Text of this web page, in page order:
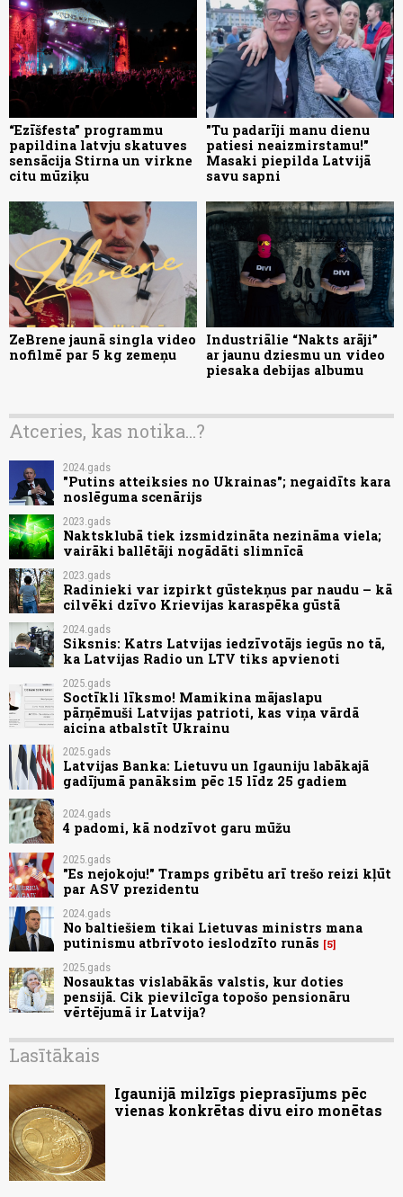
“Ezīšfesta” programmu
papildina latvju skatuves
sensācija Stirna un virkne
citu mūziķu
"Tu padarīji manu dienu
patiesi neaizmirstamu!"
Masaki piepilda Latvijā
savu sapni
ZeBrene jaunā singla video
nofilmē par 5 kg zemeņu
Industriālie “Nakts arāji”
ar jaunu dziesmu un video
piesaka debijas albumu
Atceries, kas notika...?
2024.gads
"Putins atteiksies no Ukrainas"; negaidīts kara
noslēguma scenārijs
2023.gads
Naktsklubā tiek izsmidzināta nezināma viela;
vairāki ballētāji nogādāti slimnīcā
2023.gads
Radinieki var izpirkt gūstekņus par naudu – kā
cilvēki dzīvo Krievijas karaspēka gūstā
2024.gads
Siksnis: Katrs Latvijas iedzīvotājs iegūs no tā,
ka Latvijas Radio un LTV tiks apvienoti
2025.gads
Soctīkli līksmo! Mamikina mājaslapu
pārņēmuši Latvijas patrioti, kas viņa vārdā
aicina atbalstīt Ukrainu
2025.gads
Latvijas Banka: Lietuvu un Igauniju labākajā
gadījumā panāksim pēc 15 līdz 25 gadiem
2024.gads
4 padomi, kā nodzīvot garu mūžu
2025.gads
"Es nejokoju!" Tramps gribētu arī trešo reizi kļūt
par ASV prezidentu
2024.gads
No baltiešiem tikai Lietuvas ministrs mana
putinismu atbrīvoto ieslodzīto runās
5
2025.gads
Nosauktas vislabākās valstis, kur doties
pensijā. Cik pievilcīga topošo pensionāru
vērtējumā ir Latvija?
Lasītākais
Igaunijā milzīgs pieprasījums pēc
vienas konkrētas divu eiro monētas